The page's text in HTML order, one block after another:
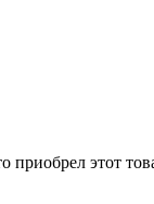
приобрел этот